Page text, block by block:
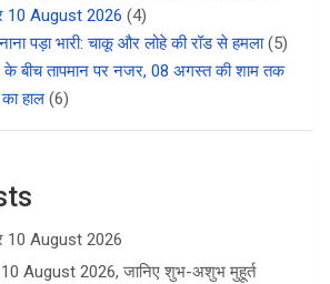
10 August 2026 (4)
पड़ा भारी: चाकू और लोहे की रॉड से हमला (5)
बीच तापमान पर नजर, 08 अगस्त की शाम तक
हाल (6)
10 August 2026
August 2026, जानिए शुभ-अशुभ मुहूर्त